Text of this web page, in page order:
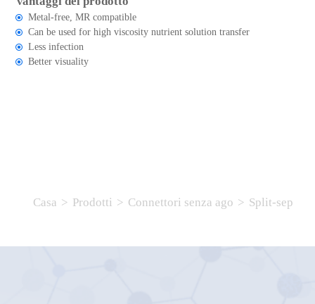
Metal-free, MR compatible
Can be used for high viscosity nutrient solution transfer
Less infection
Better visuality
Casa > Prodotti > Connettori senza ago > Split-sep